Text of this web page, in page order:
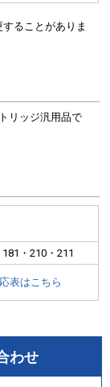
ることがありま
リッジ汎用品で
・210・211
表はこちら
わせ